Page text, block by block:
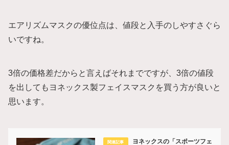
エアリズムマスクの優位点は、値段と入手のしやすさぐら
いですね。
3倍の価格差だからと言えばそれまでですが、3倍の値段
を出してもヨネックス製フェイスマスクを買う方が良いと
思います。
ヨネックスの「スポーツフェ